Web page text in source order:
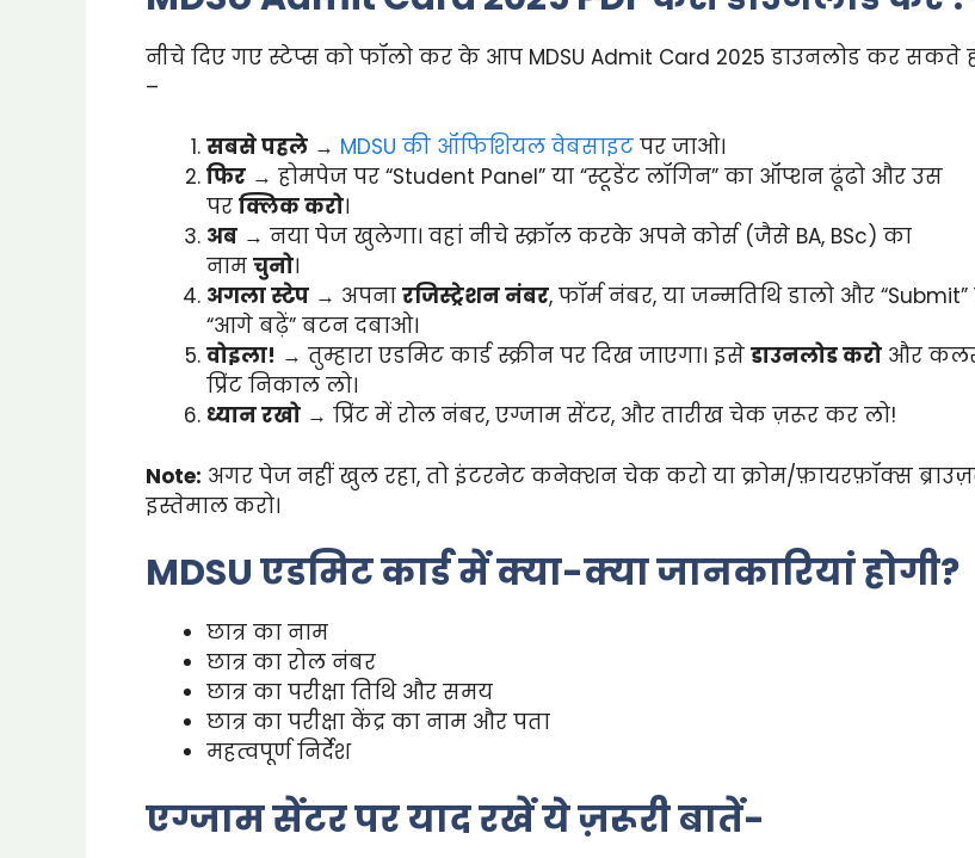
नीचे दिए गए स्टेप्स को फॉलो कर के आप MDSU Admit Card 2025 डाउनलोड कर सकते
–
सबसे पहले → MDSU की ऑफिशियल वेबसाइट पर जाओ।
फिर → होमपेज पर “Student Panel” या “स्टूडेंट लॉगिन” का ऑप्शन ढूंढो और उस
पर क्लिक करो।
अब → नया पेज खुलेगा। वहां नीचे स्क्रॉल करके अपने कोर्स (जैसे BA, BSc) का
नाम चुनो।
अगला स्टेप → अपना रजिस्ट्रेशन नंबर, फॉर्म नंबर, या जन्मतिथि डालो और “Submit”
“आगे बढ़ें” बटन दबाओ।
वोइला! → तुम्हारा एडमिट कार्ड स्क्रीन पर दिख जाएगा। इसे डाउनलोड करो और
प्रिंट निकाल लो।
ध्यान रखो → प्रिंट में रोल नंबर, एग्जाम सेंटर, और तारीख चेक ज़रूर कर लो!
Note: अगर पेज नहीं खुल रहा, तो इंटरनेट कनेक्शन चेक करो या क्रोम/फ़ायरफ़ॉक्स
इस्तेमाल करो।
MDSU एडमिट कार्ड में क्या-क्या जानकारियां होगी?
छात्र का नाम
छात्र का रोल नंबर
छात्र का परीक्षा तिथि और समय
छात्र का परीक्षा केंद्र का नाम और पता
महत्वपूर्ण निर्देश
एग्जाम सेंटर पर याद रखें ये ज़रूरी बातें-